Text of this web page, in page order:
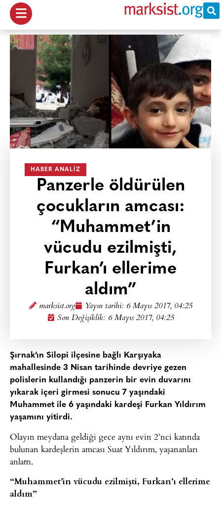
HABER ANALIZ
Panzerle öldürülen
çocukların amcası:
“Muhammet’in
vücudu ezilmişti,
Furkan’ı ellerime
aldım”
marksist.org Yayın tarihi: 6 Mayıs 2017, 04:25
Son Değişiklik: 6 Mayıs 2017, 04:25
Şırnak’ın Silopi ilçesine bağlı Karşıyaka
mahallesinde 3 Nisan tarihinde devriye gezen
polislerin kullandığı panzerin bir evin duvarını
yıkarak içeri girmesi sonucu 7 yaşındaki
Muhammet ile 6 yaşındaki kardeşi Furkan Yıldırım
yaşamını yitirdi.
Olayın meydana geldiği gece aynı evin 2’nci katında
bulunan kardeşlerin amcası Suat Yıldırım, yaşananları
anlattı.
“Muhammet’in vücudu ezilmişti, Furkan’ı ellerime
aldım”